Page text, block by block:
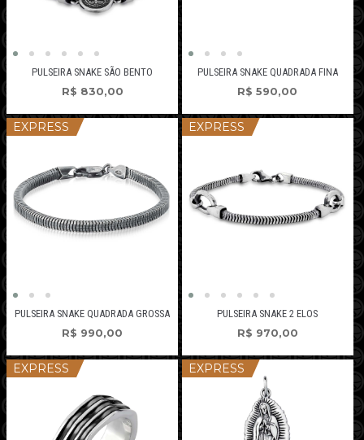
PULSEIRA SNAKE SÃO BENTO
R$ 830,00
PULSEIRA SNAKE QUADRADA FINA
R$ 590,00
EXPRESS
PULSEIRA SNAKE QUADRADA GROSSA
R$ 990,00
EXPRESS
PULSEIRA SNAKE 2 ELOS
R$ 970,00
EXPRESS EXPRESS